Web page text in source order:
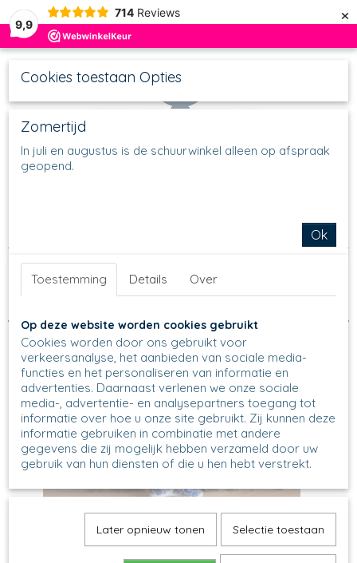
9,9
714 Reviews ×
Inloggen Registreren
Sorteer op:
C14 - Stoomvogeltje - 2615
Stoomvogeltje Model: C14 Decor: 2615X H 10,5 cm, 5 x 3,6
Cookies toestaan Opties
Zomertijd
In juli en augustus is de schuurwinkel alleen op afspraak
geopend.
Ok
Toestemming Details Over
Op deze website worden cookies gebruikt
Cookies worden door ons gebruikt voor
verkeersanalyse, het aanbieden van sociale media-
functies en het personaliseren van informatie en
advertenties. Daarnaast verlenen we onze sociale
media-, advertentie- en analysepartners toegang tot
informatie over hoe u onze site gebruikt. Zij kunnen deze
informatie gebruiken in combinatie met andere
gegevens die zij mogelijk hebben verzameld door uw
gebruik van hun diensten of die u hen hebt verstrekt.
Later opnieuw tonen Selectie toestaan